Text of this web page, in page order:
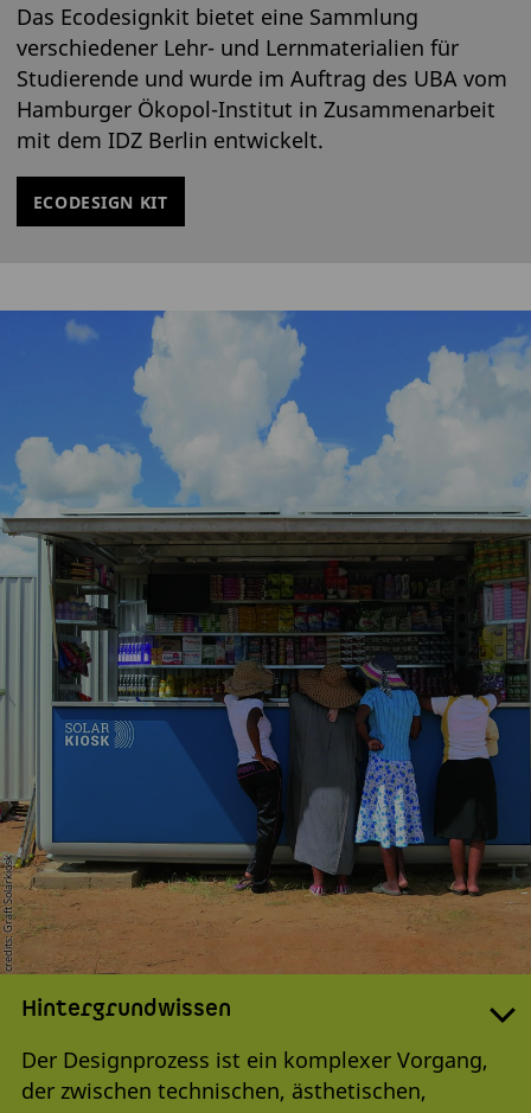
Das Ecodesignkit bietet eine Sammlung
verschiedener Lehr- und Lernmaterialien für
Studierende und wurde im Auftrag des UBA vom
Hamburger Ökopol-Institut in Zusammenarbeit
mit dem IDZ Berlin entwickelt.
ECODESIGN KIT
credits: Graft Solarkiosk
Hintergrundwissen
Der Designprozess ist ein komplexer Vorgang,
der zwischen technischen, ästhetischen,